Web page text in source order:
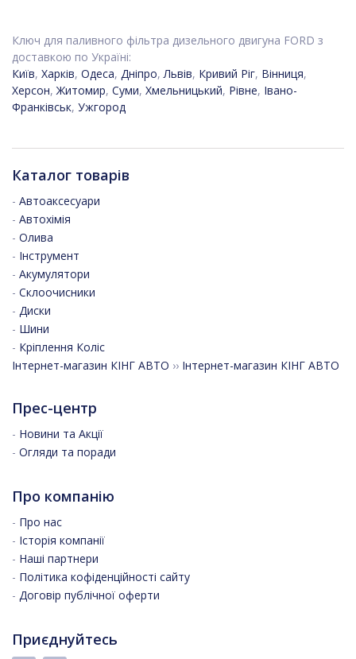
Ключ для паливного фільтра дизельного двигуна FORD з
доставкою по Україні:
Київ, Харків, Одеса, Дніпро,Львів, Кривий Ріг, Вінниця,
Херсон,Житомир, Суми, Хмельницький, Рівне, Івано-
Франківськ, Ужгород
Каталог товарів
- Автоаксесуари
- Автохімія
- Олива
- Інструмент
- Акумулятори
- Склоочисники
- Диски
- Шини
- Кріплення Коліс
Інтернет-магазин КІНГ АВТО ›› Інтернет-магазин КІНГ АВТО
Прес-центр
- Новини та Акції
- Огляди та поради
Про компанію
- Про нас
- Історія компанії
- Наші партнери
- Політика кофіденційності сайту
- Договір публічної оферти
Приєднуйтесь